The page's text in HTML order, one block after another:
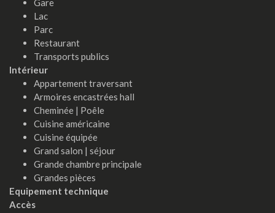
Gare
Lac
Parc
Restaurant
Transports publics
Intérieur
Appartement traversant
Armoires encastrées hall
Cheminée | Poêle
Cuisine américaine
Cuisine équipée
Grand salon | séjour
Grande chambre principale
Grandes pièces
Equipement technique
Accès